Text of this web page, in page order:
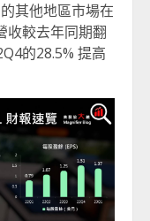
其他地區市場在
收較去年同期翻
的28.5% 提高